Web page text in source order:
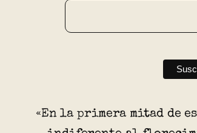
«En la primera mitad de